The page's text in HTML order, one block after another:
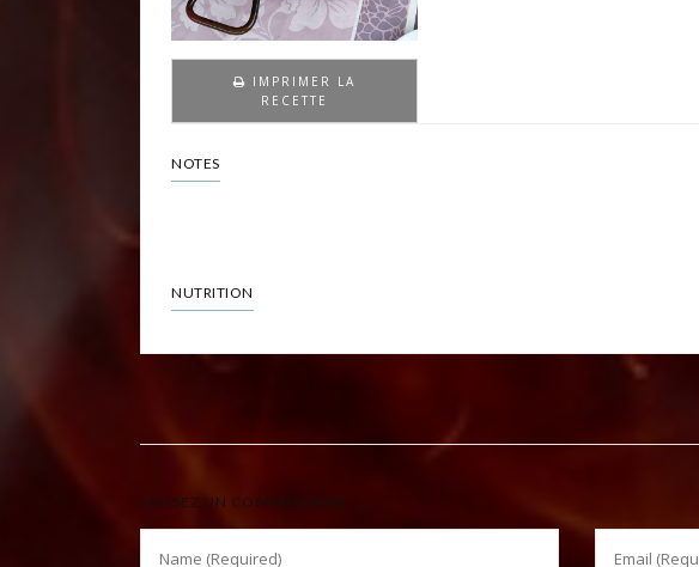
IMPRIMER LA
RECETTE
NOTES
NUTRITION
LAISSEZ UN COMMENTAIRE